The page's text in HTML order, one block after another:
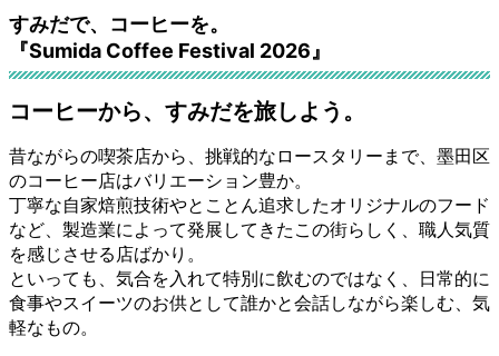
すみだで、コーヒーを。
『Sumida Coffee Festival 2026』
コーヒーから、すみだを旅しよう。
昔ながらの喫茶店から、挑戦的なロースタリーまで、墨田区
のコーヒー店はバリエーション豊か。
丁寧な自家焙煎技術やとことん追求したオリジナルのフード
など、製造業によって発展してきたこの街らしく、職人気質
を感じさせる店ばかり。
といっても、気合を入れて特別に飲むのではなく、日常的に
食事やスイーツのお供として誰かと会話しながら楽しむ、気
軽なもの。